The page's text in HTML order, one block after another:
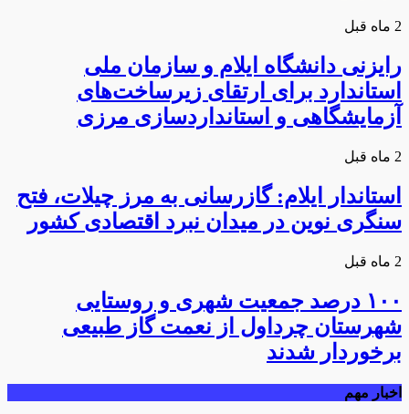
2 ماه قبل
رایزنی دانشگاه ایلام و سازمان ملی
استاندارد برای ارتقای زیرساخت‌های
آزمایشگاهی و استانداردسازی مرزی
2 ماه قبل
استاندار ایلام: گازرسانی به مرز چیلات، فتح
سنگری نوین در میدان نبرد اقتصادی کشور
2 ماه قبل
۱۰۰ درصد جمعیت شهری و روستایی
شهرستان چرداول از نعمت گاز طبیعی
برخوردار شدند
اخبار مهم